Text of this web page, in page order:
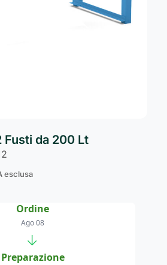
Fusti da 200 Lt
esclusa
Ordine
Ago 08
→
Preparazione